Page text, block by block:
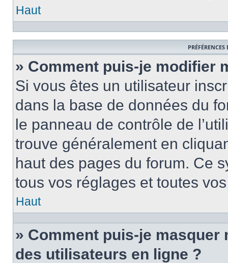
Haut
» Comment puis-je modifier
Si vous êtes un utilisateur
dans la base de données du
le panneau de contrôle de
trouve généralement en
haut des pages du forum. Ce
tous vos réglages et toutes
Haut
» Comment puis-je masquer
des utilisateurs en ligne ?